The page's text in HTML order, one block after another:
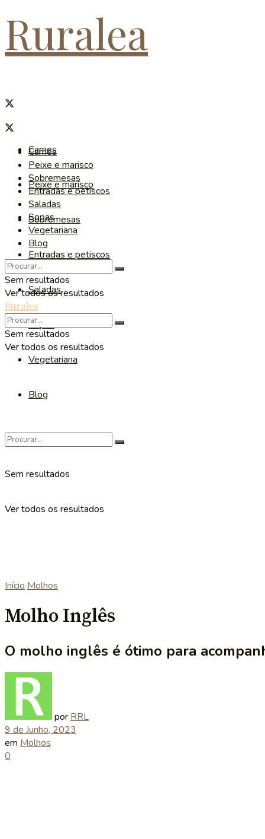
Ruralea
Carnes
Peixe e marisco
Sobremesas
Entradas e petiscos
Saladas
Sopas
Vegetariana
Blog
Sem resultados
Ver todos os resultados
Carnes
Peixe e marisco
Sobremesas
Entradas e petiscos
Saladas
Sopas
Vegetariana
Blog
Sem resultados
Ver todos os resultados
Ruralea
Sem resultados
Ver todos os resultados
Início Molhos
Molho Inglês
O molho inglês é ótimo para
por RRL
9 de Junho, 2023
em Molhos
0